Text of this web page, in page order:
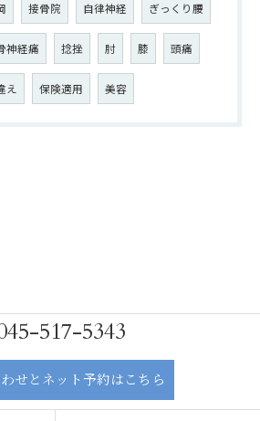
接骨院 自律神経 ぎっくり腰
神経痛 捻挫 肘 膝 頭痛
え 保険適用 美容
517-5343
せとネット予約はこちら